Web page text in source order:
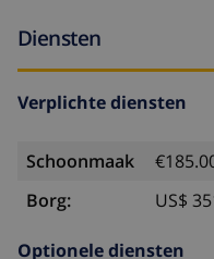
Diensten
Verplichte diensten
Schoonmaak
Borg:
US$
Optionele diensten